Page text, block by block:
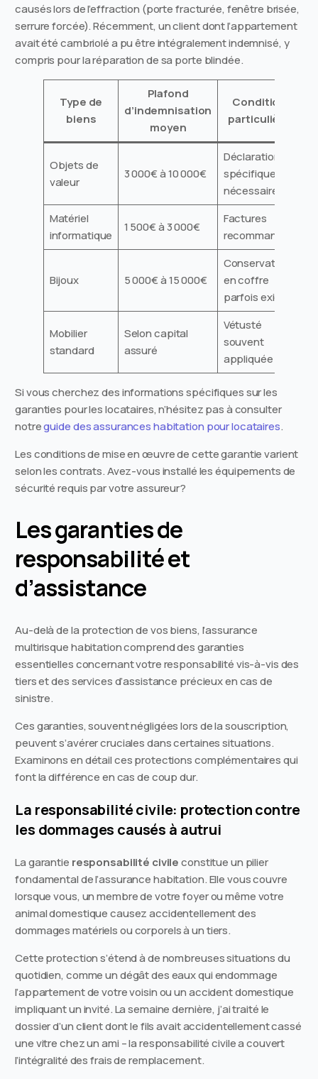
causés lors de l’effraction (porte fracturée, fenêtre brisée,
serrure forcée). Récemment, un client dont l’appartement
avait été cambriolé a pu être intégralement indemnisé, y
compris pour la réparation de sa porte blindée.
Type de
biens
Plafond
d’indemnisation
moyen
Conditions
particulières
Objets de
valeur
3 000€ à 10 000€
Déclaration
spécifique
nécessaire
Matériel
informatique
1 500€ à 3 000€
Factures
recommandées
Bijoux 5 000€ à 15 000€
Conservation
en coffre
parfois exigée
Mobilier
standard
Selon capital
assuré
Vétusté
souvent
appliquée
Si vous cherchez des informations spécifiques sur les
garanties pour les locataires, n’hésitez pas à consulter
notreguide des assurances habitation pour locataires.
Les conditions de mise en œuvre de cette garantie varient
selon les contrats. Avez-vous installé les équipements de
sécurité requis par votre assureur?
Les garanties de
responsabilité et
d’assistance
Au-delà de la protection de vos biens, l’assurance
multirisque habitation comprend des garanties
essentielles concernant votre responsabilité vis-à-vis des
tiers et des services d’assistance précieux en cas de
sinistre.
Ces garanties, souvent négligées lors de la souscription,
peuvent s’avérer cruciales dans certaines situations.
Examinons en détail ces protections complémentaires qui
font la différence en cas de coup dur.
La responsabilité civile: protection contre
les dommages causés à autrui
La garantie responsabilité civileconstitue un pilier
fondamental de l’assurance habitation. Elle vous couvre
lorsque vous, un membre de votre foyer ou même votre
animal domestique causez accidentellement des
dommages matériels ou corporels à un tiers.
Cette protection s’étend à de nombreuses situations du
quotidien, comme un dégât des eaux qui endommage
l’appartement de votre voisin ou un accident domestique
impliquant un invité. La semaine dernière, j’ai traité le
dossier d’un client dont le fils avait accidentellement cassé
une vitre chez un ami – la responsabilité civile a couvert
l’intégralité des frais de remplacement.